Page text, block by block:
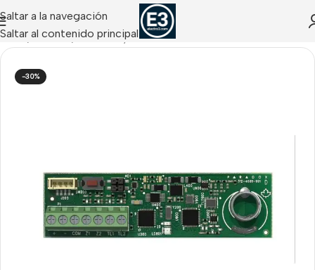
Saltar a la navegación
Saltar al contenido principal
Inicio Paradox/Módulos y Comunicadores Paradox
-30%